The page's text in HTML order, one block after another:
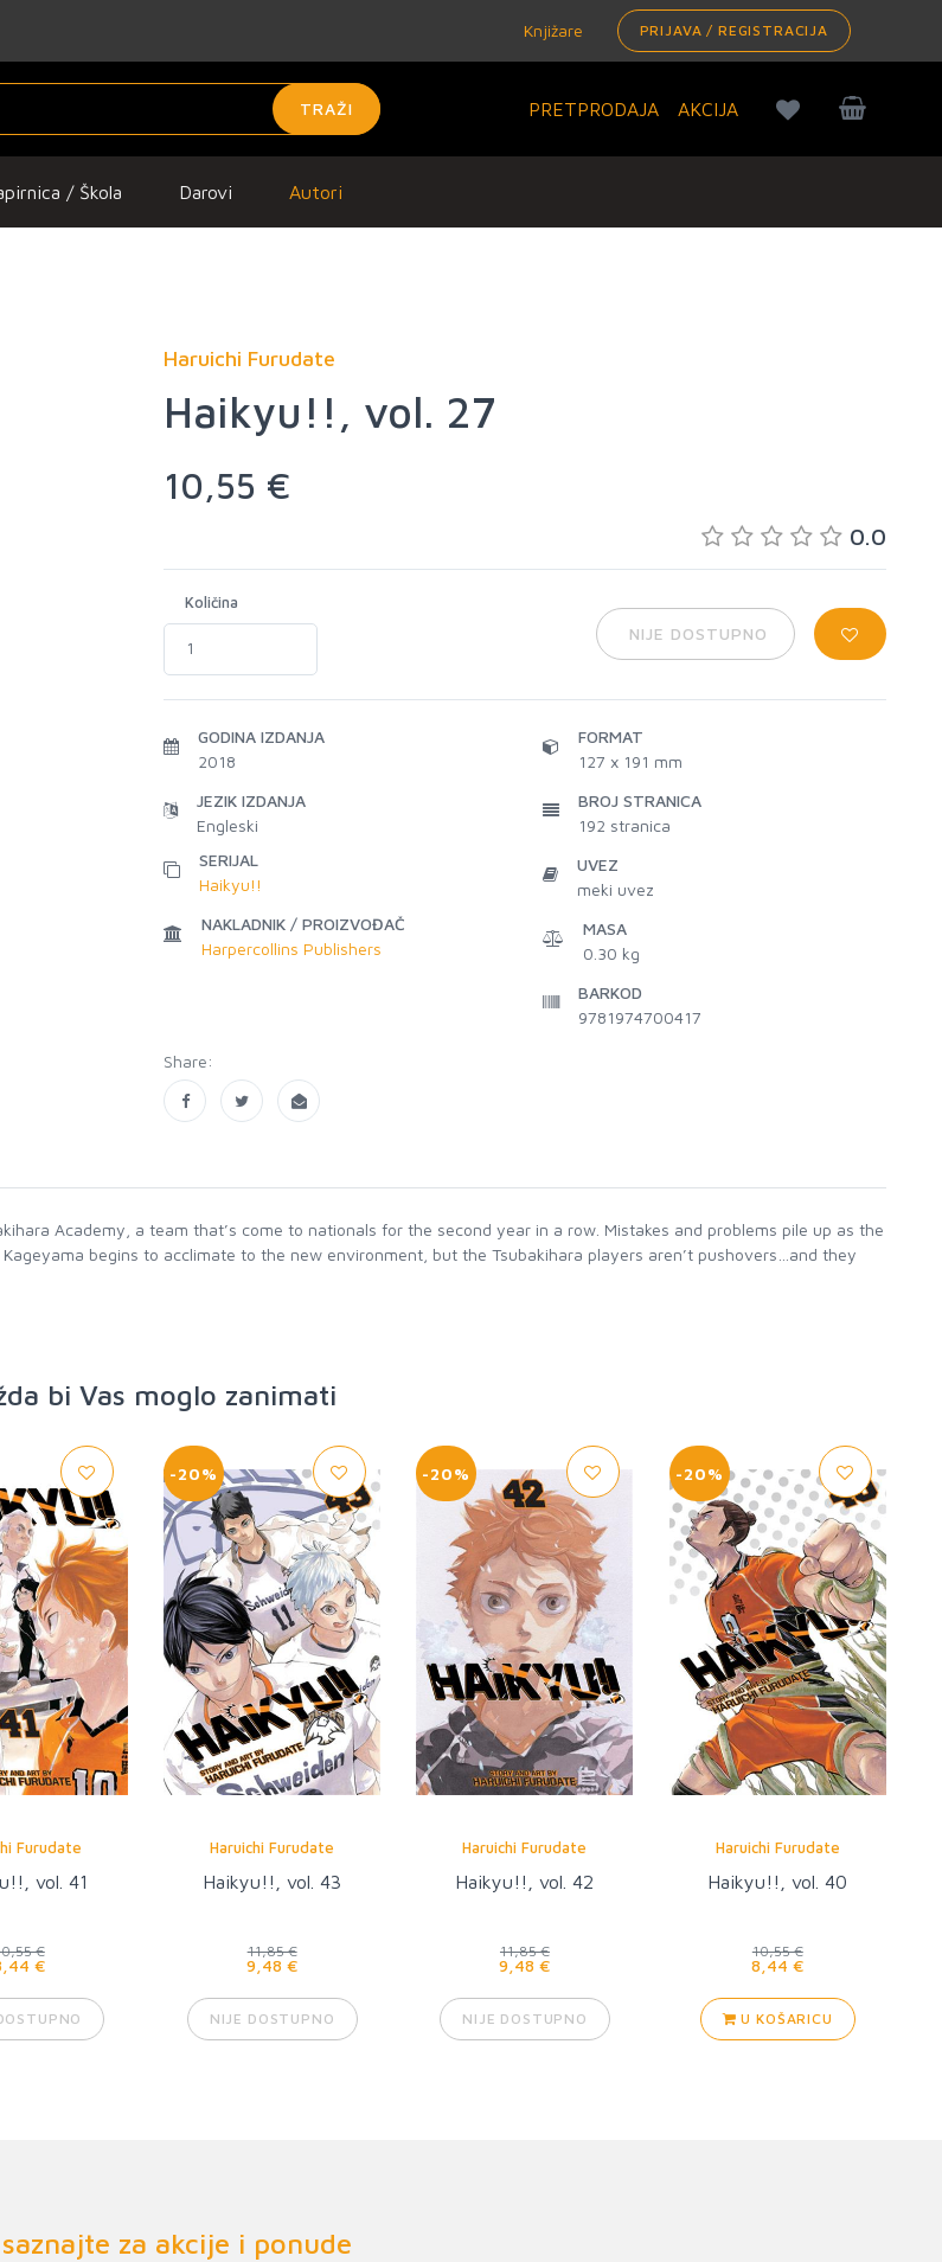
Knjižare PRIJAVA / REGISTRACIJA
TRAŽI PRETPRODAJA AKCIJA
/ Škola Darovi Autori
Haruichi Furudate
Haikyu!!, vol. 27
10,55 €
0.0
Količina
NIJE DOSTUPNO
GODINA IZDANJA
2018
JEZIK IZDANJA
Engleski
SERIJAL
Haikyu!!
NAKLADNIK / PROIZVOĐAČ
Harpercollins Publishers
FORMAT
127 x 191 mm
BROJ STRANICA
192 stranica
UVEZ
meki uvez
MASA
0.30 kg
BARKOD
9781974700417
Share:
Academy, a team that’s come to nationals for the second year in a row. Mistakes and problems pile up as the
begins to acclimate to the new environment, but the Tsubakihara players aren’t pushovers…and they
bi Vas moglo zanimati
Furudate
vol. 41
€
€
-20%
Haruichi Furudate
Haikyu!!, vol. 43
11,85 €
9,48 €
NIJE DOSTUPNO
-20%
Haruichi Furudate
Haikyu!!, vol. 42
11,85 €
9,48 €
NIJE DOSTUPNO
-20%
Haruichi Furudate
Haikyu!!, vol. 40
10,55 €
8,44 €
U KOŠARICU
za akcije i ponude